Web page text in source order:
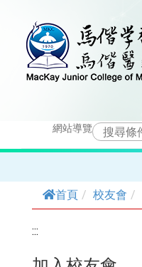
容
網站導覽
首頁 校友會
:::